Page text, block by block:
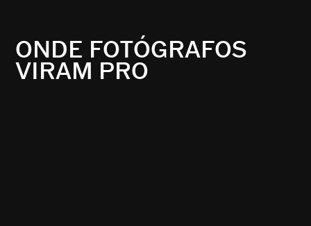
ONDE FOTÓGRAFOS
VIRAM PRO